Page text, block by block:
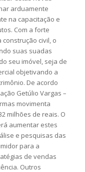
arduamente
na capacitação e
Com a forte
civil, o
suas suadas
seu imóvel, seja de
objetivando a
De acordo
Getúlio Vargas –
movimenta
milhões de reais. O
aumentar estes
e pesquisas das
para a
de vendas
Outros